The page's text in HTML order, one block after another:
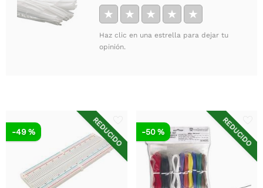
★ ★ ★ ★ ★
Haz clic en una estrella para dejar tu
opinión.
REDUCIDO
-49 % REDUCIDO
-50 %